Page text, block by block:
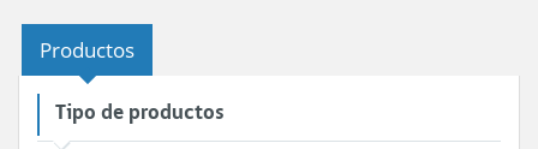
Productos
Tipo de productos